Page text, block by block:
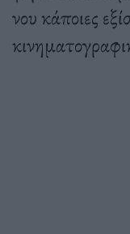
νου κάποιες